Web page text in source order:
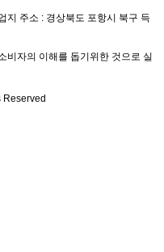
지 주소 : 경상북도 포항시 북구 득
비자의 이해를 돕기위한 것으로 실